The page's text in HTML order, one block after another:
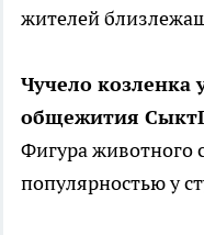
жителей
Чучело козленка
общежития
Фигура животного
популярностью у